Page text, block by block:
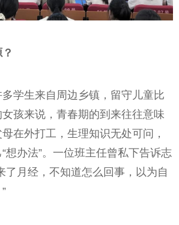
学生来自周边乡镇，留守儿童比
孩来说，青春期的到来往往意味
在外打工，生理知识无处可问，
想办法”。一位班主任曾私下告诉志
了月经，不知道怎么回事，以为自